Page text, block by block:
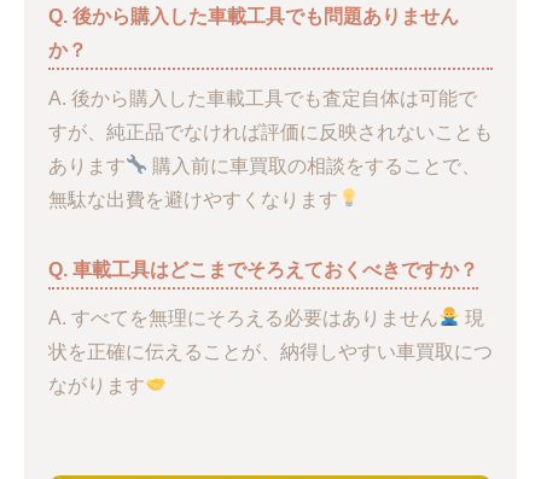
Q. 後から購入した車載工具でも問題ありません
か？
A. 後から購入した車載工具でも査定自体は可能で
すが、純正品でなければ評価に反映されないことも
あります
購入前に車買取の相談をすることで、
無駄な出費を避けやすくなります
Q. 車載工具はどこまでそろえておくべきですか？
A. すべてを無理にそろえる必要はありません
現
状を正確に伝えることが、納得しやすい車買取につ
ながります